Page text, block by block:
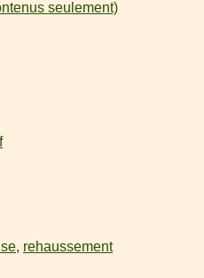
seulement)
, rehaussement